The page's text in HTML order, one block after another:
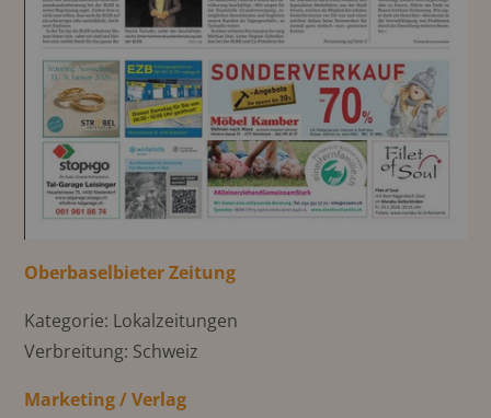
Oberbaselbieter Zeitung
Kategorie: Lokalzeitungen
Verbreitung: Schweiz
Marketing / Verlag